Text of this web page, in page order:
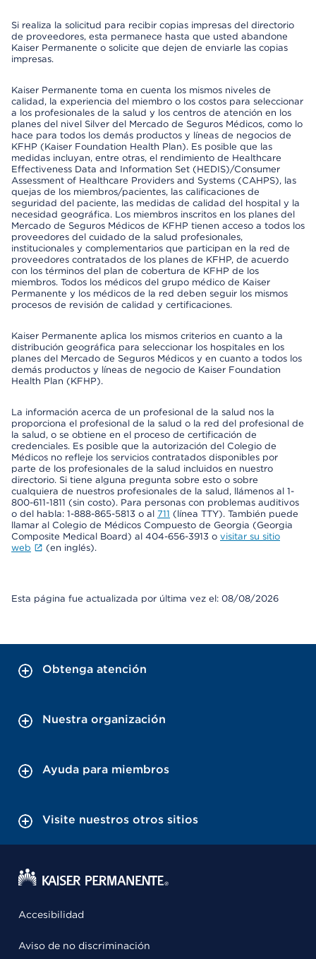
Si realiza la solicitud para recibir copias impresas del directorio
de proveedores, esta permanece hasta que usted abandone
Kaiser Permanente o solicite que dejen de enviarle las copias
impresas.
Kaiser Permanente toma en cuenta los mismos niveles de
calidad, la experiencia del miembro o los costos para seleccionar
a los profesionales de la salud y los centros de atención en los
planes del nivel Silver del Mercado de Seguros Médicos, como lo
hace para todos los demás productos y líneas de negocios de
KFHP (Kaiser Foundation Health Plan). Es posible que las
medidas incluyan, entre otras, el rendimiento de Healthcare
Effectiveness Data and Information Set (HEDIS)/Consumer
Assessment of Healthcare Providers and Systems (CAHPS), las
quejas de los miembros/pacientes, las calificaciones de
seguridad del paciente, las medidas de calidad del hospital y la
necesidad geográfica. Los miembros inscritos en los planes del
Mercado de Seguros Médicos de KFHP tienen acceso a todos los
proveedores del cuidado de la salud profesionales,
institucionales y complementarios que participan en la red de
proveedores contratados de los planes de KFHP, de acuerdo
con los términos del plan de cobertura de KFHP de los
miembros. Todos los médicos del grupo médico de Kaiser
Permanente y los médicos de la red deben seguir los mismos
procesos de revisión de calidad y certificaciones.
Kaiser Permanente aplica los mismos criterios en cuanto a la
distribución geográfica para seleccionar los hospitales en los
planes del Mercado de Seguros Médicos y en cuanto a todos los
demás productos y líneas de negocio de Kaiser Foundation
Health Plan (KFHP).
La información acerca de un profesional de la salud nos la
proporciona el profesional de la salud o la red del profesional de
la salud, o se obtiene en el proceso de certificación de
credenciales. Es posible que la autorización del Colegio de
Médicos no refleje los servicios contratados disponibles por
parte de los profesionales de la salud incluidos en nuestro
directorio. Si tiene alguna pregunta sobre esto o sobre
cualquiera de nuestros profesionales de la salud, llámenos al 1-
800-611-1811 (sin costo). Para personas con problemas auditivos
o del habla: 1-888-865-5813 o al 711 (línea TTY). También puede
llamar al Colegio de Médicos Compuesto de Georgia (Georgia
Composite Medical Board) al 404-656-3913 o visitar su sitio
web
(en inglés).
Esta página fue actualizada por última vez el: 08/08/2026
Obtenga atención
Nuestra organización
Ayuda para miembros
Visite nuestros otros sitios
Accesibilidad
Aviso de no discriminación